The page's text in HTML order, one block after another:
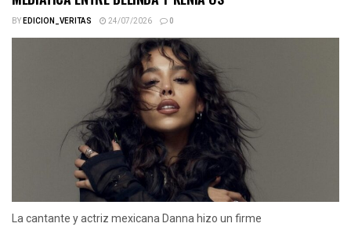
BYEDICION_VERITAS 24/07/2026 0
La cantante y actriz mexicana Danna hizo un firme